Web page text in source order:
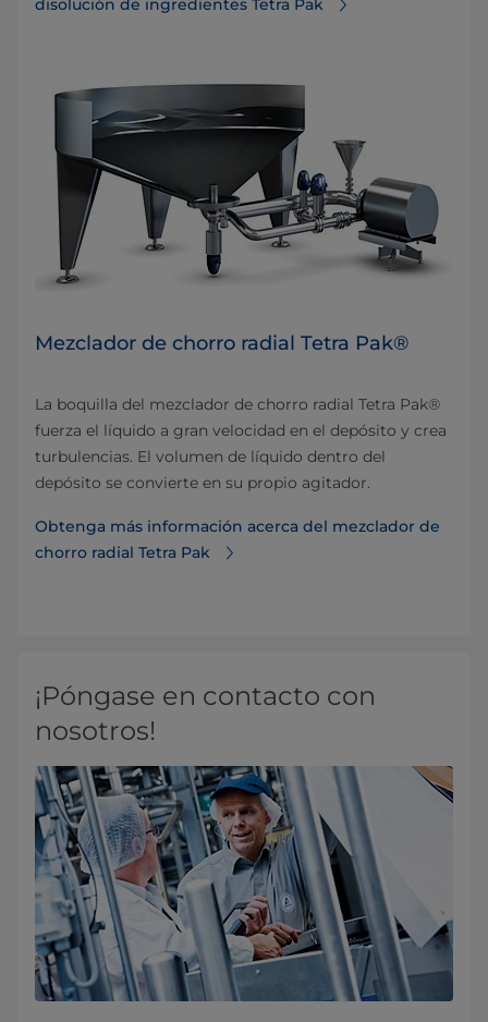
disolución de ingredientes Tetra Pak
Mezclador de chorro radial Tetra Pak®
La boquilla del mezclador de chorro radial Tetra Pak®
fuerza el líquido a gran velocidad en el depósito y crea
turbulencias. El volumen de líquido dentro del
depósito se convierte en su propio agitador.
Obtenga más información acerca del mezclador de
chorro radial Tetra Pak
¡Póngase en contacto con
nosotros!